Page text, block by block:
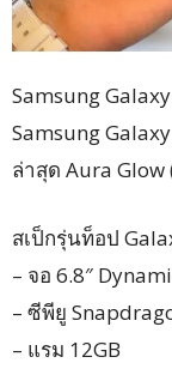
Samsung
Samsung
ล่าสุด Aura Glow
สเป็กรุ่นท็อป
– จอ 6.8″
– ซีพียู
– แรม 12GB